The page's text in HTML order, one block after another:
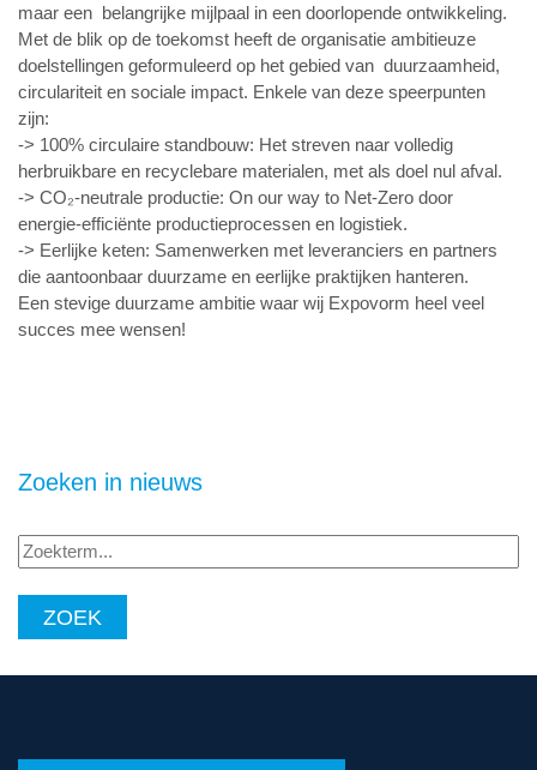
maar een belangrijke mijlpaal in een doorlopende ontwikkeling.
Met de blik op de toekomst heeft de organisatie ambitieuze
doelstellingen geformuleerd op het gebied van duurzaamheid,
circulariteit en sociale impact. Enkele van deze speerpunten
zijn:
-> 100% circulaire standbouw: Het streven naar volledig
herbruikbare en recyclebare materialen, met als doel nul afval.
-> CO₂-neutrale productie: On our way to Net-Zero door
energie-efficiënte productieprocessen en logistiek.
-> Eerlijke keten: Samenwerken met leveranciers en partners
die aantoonbaar duurzame en eerlijke praktijken hanteren.
Een stevige duurzame ambitie waar wij Expovorm heel veel
succes mee wensen!
Zoeken in nieuws